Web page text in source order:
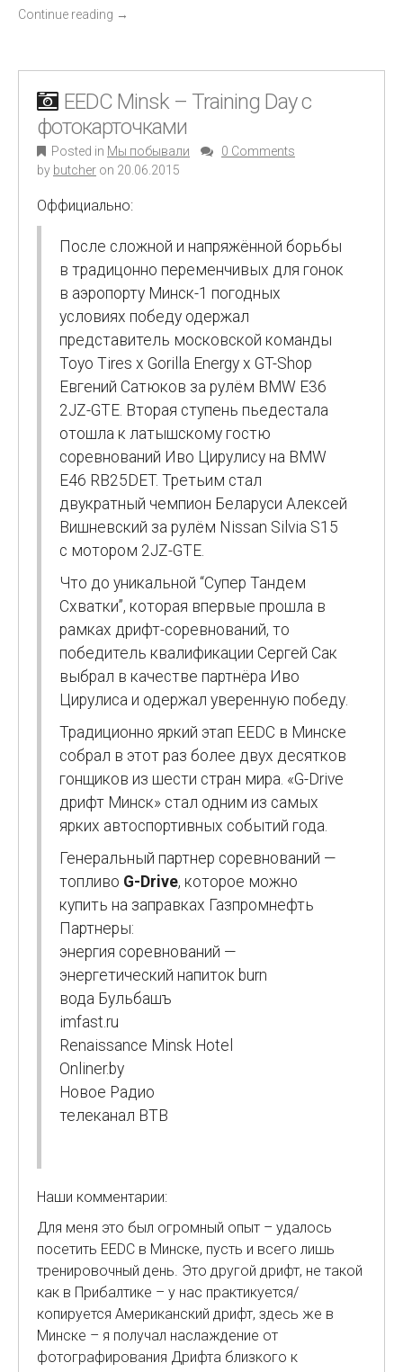
Continue reading →
EEDC Minsk – Training Day с
фотокарточками
Posted in Мы побывали
0 Comments
by butcher on 20.06.2015
Оффициально:
После сложной и напряжённой борьбы
в традицонно переменчивых для гонок
в аэропорту Минск-1 погодных
условиях победу одержал
представитель московской команды
Toyo Tires x Gorilla Energy x GT-Shop
Евгений Сатюков за рулём BMW E36
2JZ-GTE. Вторая ступень пьедестала
отошла к латышскому гостю
соревнований Иво Цирулису на BMW
E46 RB25DET. Третьим стал
двукратный чемпион Беларуси Алексей
Вишневский за рулём Nissan Silvia S15
с мотором 2JZ-GTE.
Что до уникальной “Супер Тандем
Схватки”, которая впервые прошла в
рамках дрифт-соревнований, то
победитель квалификации Сергей Сак
выбрал в качестве партнёра Иво
Цирулиса и одержал уверенную победу.
Традиционно яркий этап EEDC в Минске
собрал в этот раз более двух десятков
гонщиков из шести стран мира. «G-Drive
дрифт Минск» стал одним из самых
ярких автоспортивных событий года.
Генеральный партнер соревнований —
топливо G-Drive, которое можно
купить на заправках Газпромнефть
Партнеры:
энергия соревнований —
энергетический напиток burn
вода Бульбашъ
imfast.ru
Renaissance Minsk Hotel
Onliner.by
Новое Радио
телеканал ВТВ
Наши комментарии:
Для меня это был огромный опыт – удалось
посетить EEDC в Минске, пусть и всего лишь
тренировочный день. Это другой дрифт, не такой
как в Прибалтике – у нас практикуется/
копируется Американский дрифт, здесь же в
Минске – я получал наслаждение от
фотографирования Дрифта близкого к